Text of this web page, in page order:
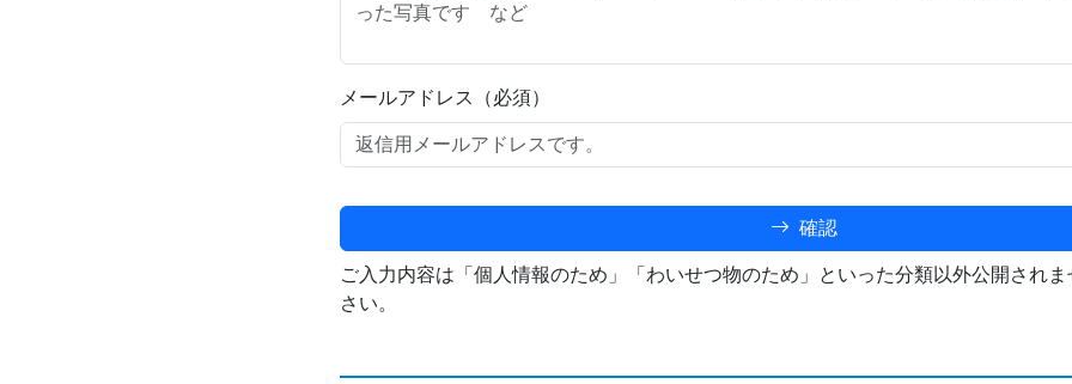
メールアドレス（必須）
確認
ご入力内容は「個人情報のため」「わいせつ物のため」といった分類以外公開され
さい。